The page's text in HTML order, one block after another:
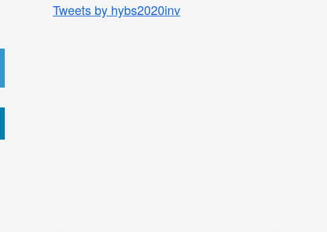
Tweets by hybs2020inv